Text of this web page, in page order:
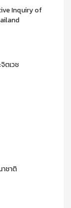
Inquiry of
ตเวช
าชาติ